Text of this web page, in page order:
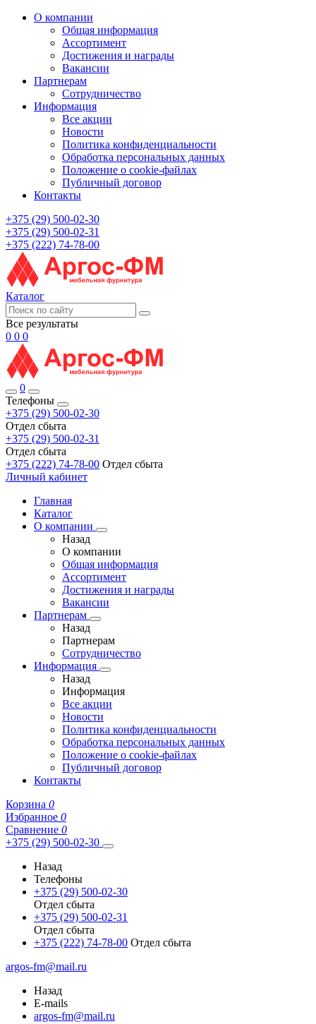
О компании
Общая информация
Ассортимент
Достижения и награды
Вакансии
Партнерам
Сотрудничество
Информация
Все акции
Новости
Политика конфиденциальности
Обработка персональных данных
Положение о cookie-файлах
Публичный договор
Контакты
+375 (29) 500-02-30
+375 (29) 500-02-31
+375 (222) 74-78-00
Каталог
Все результаты
0 0 0
0
Телефоны
+375 (29) 500-02-30
Отдел сбыта
+375 (29) 500-02-31
Отдел сбыта
+375 (222) 74-78-00 Отдел сбыта
Личный кабинет
Главная
Каталог
О компании
Назад
О компании
Общая информация
Ассортимент
Достижения и награды
Вакансии
Партнерам
Назад
Партнерам
Сотрудничество
Информация
Назад
Информация
Все акции
Новости
Политика конфиденциальности
Обработка персональных данных
Положение о cookie-файлах
Публичный договор
Контакты
Корзина 0
Избранное 0
Сравнение 0
+375 (29) 500-02-30
Назад
Телефоны
+375 (29) 500-02-30
Отдел сбыта
+375 (29) 500-02-31
Отдел сбыта
+375 (222) 74-78-00 Отдел сбыта
argos-fm@mail.ru
Назад
E-mails
argos-fm@mail.ru